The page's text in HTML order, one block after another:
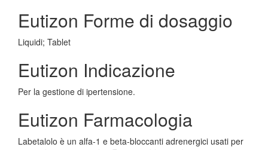
Eutizon Forme di dosaggio
Liquidi; Tablet
Eutizon Indicazione
Per la gestione di ipertensione.
Eutizon Farmacologia
Labetalolo è un alfa-1 e beta-bloccanti adrenergici usati per